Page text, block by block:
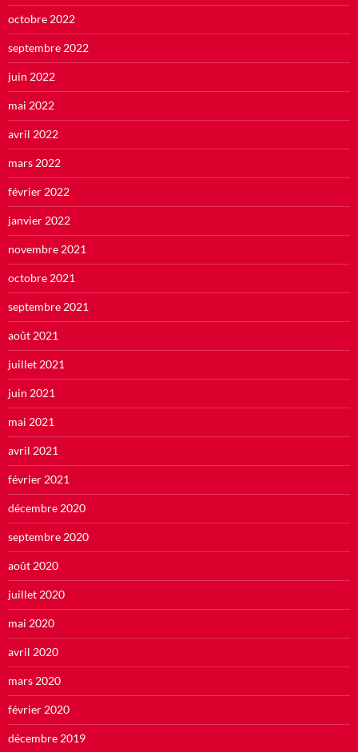
octobre 2022
septembre 2022
juin 2022
mai 2022
avril 2022
mars 2022
février 2022
janvier 2022
novembre 2021
octobre 2021
septembre 2021
août 2021
juillet 2021
juin 2021
mai 2021
avril 2021
février 2021
décembre 2020
septembre 2020
août 2020
juillet 2020
mai 2020
avril 2020
mars 2020
février 2020
décembre 2019